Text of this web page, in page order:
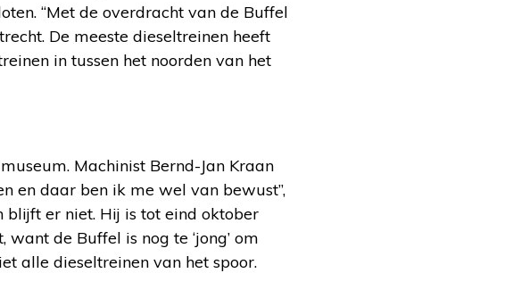
“Met de overdracht van de Buffel
De meeste dieseltreinen heeft
in tussen het noorden van het
Machinist Bernd-Jan Kraan
en daar ben ik me wel van bewust”,
blijft er niet. Hij is tot eind oktober
de Buffel is nog te ‘jong’ om
alle dieseltreinen van het spoor.